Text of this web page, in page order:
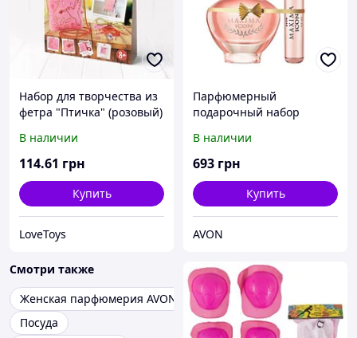
Набор для творчества из
фетра "Птичка" (розовый)
В наличии
114.61 грн
Купить
LoveToys
Парфюмерный
подарочный набор
Icon
В наличии
693 грн
Купить
AVON
Смотри также
Женская парфюмерия AVON
Посуда